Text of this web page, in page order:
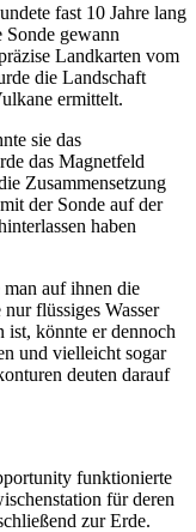
fast 10 Jahre lang
Sonde gewann
Landkarten vom
die Landschaft
ermittelt.
sie das
das Magnetfeld
Zusammensetzung
der Sonde auf der
haben
auf ihnen die
flüssiges Wasser
könnte er dennoch
und vielleicht sogar
deuten darauf
funktionierte
für deren
zur Erde.